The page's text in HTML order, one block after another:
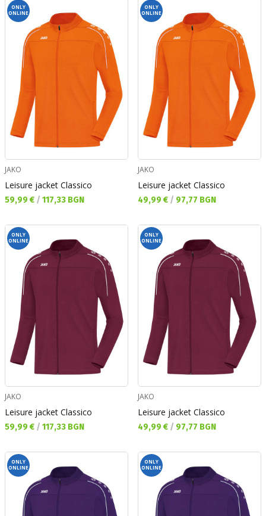
ONLY
ONLINE
JAKO
Leisure jacket Classico
Текуща цена:
59,99 € / 117,33 BGN
ONLY
ONLINE
JAKO
Leisure jacket Classico
Текуща цена:
49,99 € / 97,77 BGN
ONLY
ONLINE
JAKO
Leisure jacket Classico
Текуща цена:
59,99 € / 117,33 BGN
ONLY
ONLINE
JAKO
Leisure jacket Classico
Текуща цена:
49,99 € / 97,77 BGN
ONLY
ONLINE
ONLY
ONLINE